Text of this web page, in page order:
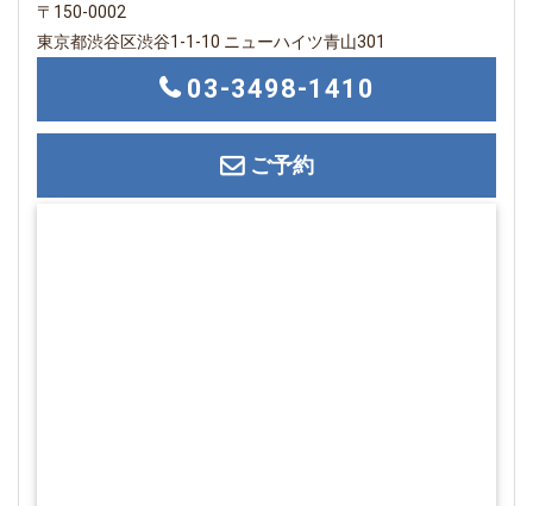
〒150-0002
東京都渋谷区渋谷1-1-10 ニューハイツ青山301
03-3498-1410
ご予約